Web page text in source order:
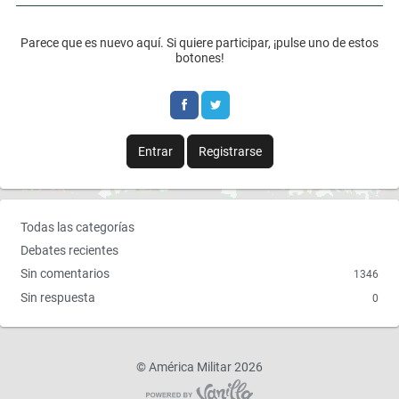
Parece que es nuevo aquí. Si quiere participar, ¡pulse uno de estos
botones!
Entrar Registrarse
E
n
a
c
Todas las categorías
Debates recientes
Sin comentarios
1346
Sin respuesta 0
©América Militar 2026